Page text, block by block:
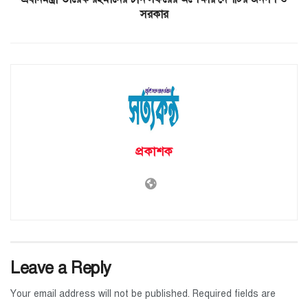
সরকার
প্রকাশক
Leave a Reply
Your email address will not be published. Required fields are